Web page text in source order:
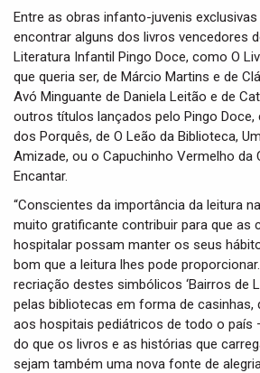
Entre as obras infanto-juvenis
encontrar alguns dos livros vencedores
Literatura Infantil Pingo Doce, como O
que queria ser, de Márcio Martins e de
Avó Minguante de Daniela Leitão e de
outros títulos lançados pelo Pingo Doce,
dos Porquês, de O Leão da Biblioteca,
Amizade, ou o Capuchinho Vermelho da
Encantar.
“Conscientes da importância da leitura
muito gratificante contribuir para que as
hospitalar possam manter os seus
bom que a leitura lhes pode
recriação destes simbólicos ‘Bairros de
pelas bibliotecas em forma de casinhas,
aos hospitais pediátricos de todo o país
do que os livros e as histórias que
sejam também uma nova fonte de